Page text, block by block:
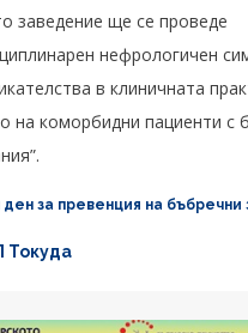
заведение ще се проведе
нефрологичен
в клиничната
на коморбидни пациенти с
за превенция на бъбречни
Токуда